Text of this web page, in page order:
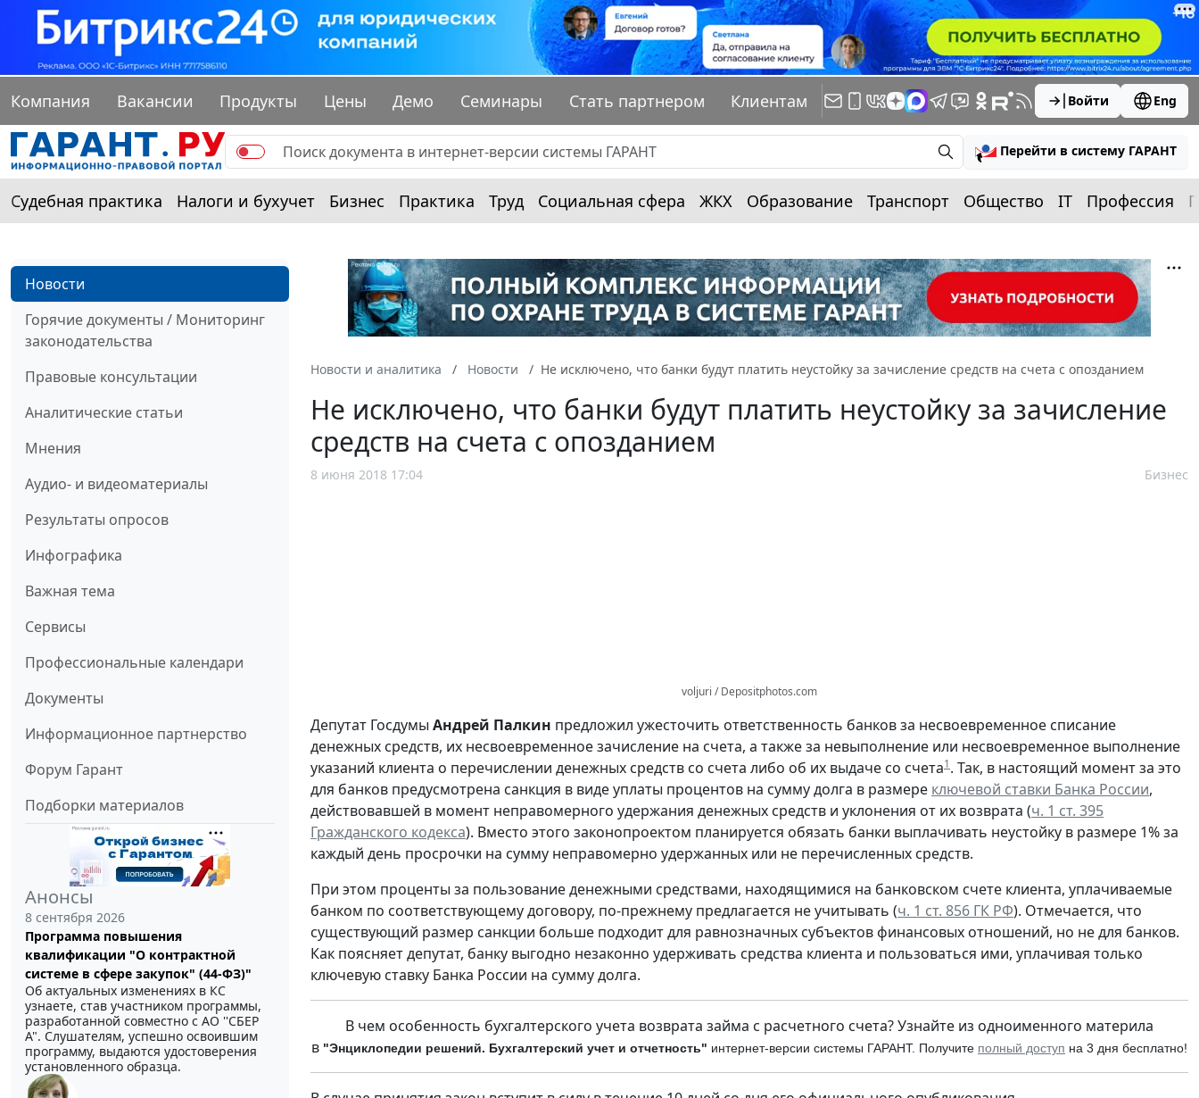
Компания Вакансии Продукты Цены Демо Семинары Стать партнером Клиентам Войти Eng
Перейти в систему ГАРАНТ
Судебная практика Налоги и бухучет Бизнес Практика Труд Социальная сфера ЖКХ Образование Транспорт Общество IT Профессия
Новости
Горячие документы / Мониторинг
законодательства
Правовые консультации
Аналитические статьи
Мнения
Аудио- и видеоматериалы
Результаты опросов
Инфографика
Важная тема
Сервисы
Профессиональные календари
Документы
Информационное партнерство
Форум Гарант
Подборки материалов
Анонсы
8 сентября 2026
Программа повышения
квалификации "О контрактной
системе в сфере закупок" (44-ФЗ)"
Об актуальных изменениях в КС
узнаете, став участником программы,
разработанной совместно с АО ''СБЕР
А". Слушателям, успешно освоившим
программу, выдаются удостоверения
установленного образца.
Новости и аналитика Новости Не исключено, что банки будут платить неустойку за зачисление средств на счета с опозданием
Не исключено, что банки будут платить неустойку за зачисление
средств на счета с опозданием
8 июня 2018 17:04 Бизнес
voljuri / Depositphotos.com
Депутат Госдумы Андрей Палкин предложил ужесточить ответственность банков за несвоевременное списание
денежных средств, их несвоевременное зачисление на счета, а также за невыполнение или несвоевременное выполнение
указаний клиента о перечислении денежных средств со счета либо об их выдаче со счета1. Так, в настоящий момент за это
для банков предусмотрена санкция в виде уплаты процентов на сумму долга в размере ключевой ставки Банка России,
действовавшей в момент неправомерного удержания денежных средств и уклонения от их возврата (ч. 1 ст. 395
Гражданского кодекса). Вместо этого законопроектом планируется обязать банки выплачивать неустойку в размере 1% за
каждый день просрочки на сумму неправомерно удержанных или не перечисленных средств.
При этом проценты за пользование денежными средствами, находящимися на банковском счете клиента, уплачиваемые
банком по соответствующему договору, по-прежнему предлагается не учитывать (ч. 1 ст. 856 ГК РФ). Отмечается, что
существующий размер санкции больше подходит для равнозначных субъектов финансовых отношений, но не для банков.
Как поясняет депутат, банку выгодно незаконно удерживать средства клиента и пользоваться ими, уплачивая только
ключевую ставку Банка России на сумму долга.
В чем особенность бухгалтерского учета возврата займа с расчетного счета? Узнайте из одноименного материла
в "Энциклопедии решений. Бухгалтерский учет и отчетность" интернет-версии системы ГАРАНТ. Получите полный доступ на 3 дня бесплатно!